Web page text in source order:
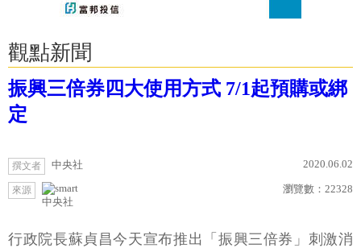
觀點新聞
振興三倍券四大使用方式 7/1起預購或綁
定
撰文者 中央社 2020.06.02
來源
中央社
瀏覽數： 22328
行政院長蘇貞昌今天宣布推出「振興三倍券」刺激消